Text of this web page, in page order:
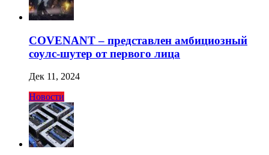
COVENANT – представлен амбициозный
соулс-шутер от первого лица
Дек 11, 2024
Новости